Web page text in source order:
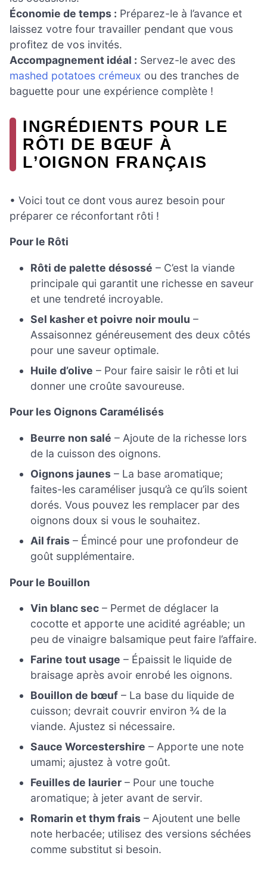
Économie de temps : Préparez-le à l’avance et
laissez votre four travailler pendant que vous
profitez de vos invités.
Accompagnement idéal : Servez-le avec des
mashed potatoes crémeux ou des tranches de
baguette pour une expérience complète !
INGRÉDIENTS POUR LE
RÔTI DE BŒUF À
L’OIGNON FRANÇAIS
• Voici tout ce dont vous aurez besoin pour
préparer ce réconfortant rôti !
Pour le Rôti
Rôti de palette désossé – C’est la viande
principale qui garantit une richesse en saveur
et une tendreté incroyable.
Sel kasher et poivre noir moulu –
Assaisonnez généreusement des deux côtés
pour une saveur optimale.
Huile d’olive – Pour faire saisir le rôti et lui
donner une croûte savoureuse.
Pour les Oignons Caramélisés
Beurre non salé – Ajoute de la richesse lors
de la cuisson des oignons.
Oignons jaunes – La base aromatique;
faites-les caraméliser jusqu’à ce qu’ils soient
dorés. Vous pouvez les remplacer par des
oignons doux si vous le souhaitez.
Ail frais – Émincé pour une profondeur de
goût supplémentaire.
Pour le Bouillon
Vin blanc sec – Permet de déglacer la
cocotte et apporte une acidité agréable; un
peu de vinaigre balsamique peut faire l’affaire.
Farine tout usage – Épaissit le liquide de
braisage après avoir enrobé les oignons.
Bouillon de bœuf – La base du liquide de
cuisson; devrait couvrir environ ¾ de la
viande. Ajustez si nécessaire.
Sauce Worcestershire – Apporte une note
umami; ajustez à votre goût.
Feuilles de laurier – Pour une touche
aromatique; à jeter avant de servir.
Romarin et thym frais – Ajoutent une belle
note herbacée; utilisez des versions séchées
comme substitut si besoin.